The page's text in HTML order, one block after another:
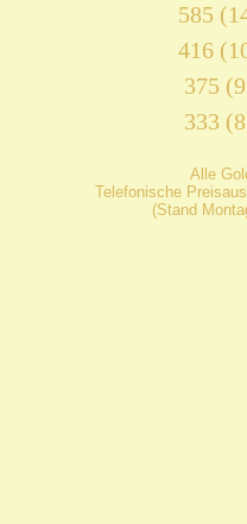
585
416
375
333
Alle
Telefonische
(Stand